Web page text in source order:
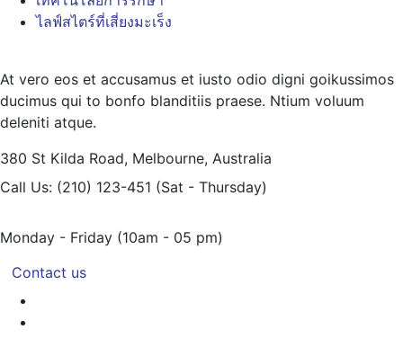
ไลฟ์สไตร์ที่เสี่ยงมะเร็ง
At vero eos et accusamus et iusto odio digni goikussimos
ducimus qui to bonfo blanditiis praese. Ntium voluum
deleniti atque.
380 St Kilda Road, Melbourne, Australia
Call Us: (210) 123-451 (Sat - Thursday)
Monday - Friday (10am - 05 pm)
Contact us